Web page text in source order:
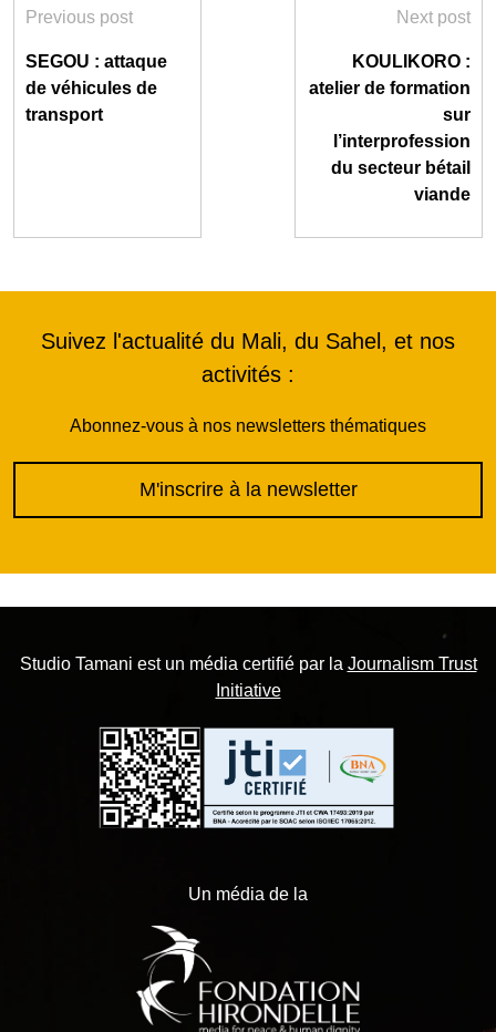
Previous post
SEGOU : attaque
de véhicules de
transport
Next post
KOULIKORO :
atelier de formation
sur
l’interprofession
du secteur bétail
viande
Suivez l'actualité du Mali, du Sahel, et nos
activités :
Abonnez-vous à nos newsletters thématiques
M'inscrire à la newsletter
Studio Tamani est un média certifié par la Journalism Trust
Initiative
Un média de la